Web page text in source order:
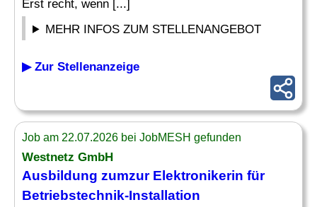
Erst recht, wenn [...]
MEHR INFOS ZUM STELLENANGEBOT
▶ Zur Stellenanzeige
Job am 22.07.2026 bei JobMESH gefunden
Westnetz GmbH
Ausbildung zumzur Elektronikerin für
Betriebstechnik-Installation